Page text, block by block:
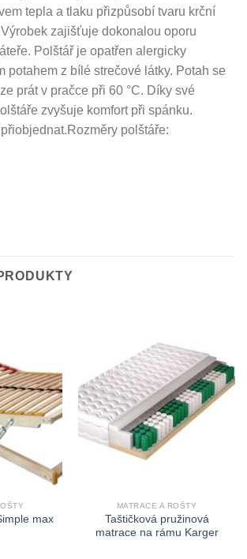
tepla a tlaku přizpůsobí tvaru krční
zajišťuje dokonalou oporu
Polštář je opatřen alergicky
potahem z bílé strečové látky. Potah se
prát v pračce při 60 °C. Díky své
zvyšuje komfort při spánku.
polštáře:
max
MATRACE A ROŠTY
Taštičková pružinová
matrace na rámu Karger